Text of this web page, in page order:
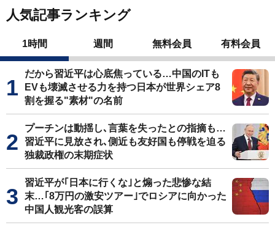
人気記事ランキング
1時間 週間 無料会員 有料会員
だから習近平は心底焦っている…中国のITも
EVも壊滅させる力を持つ日本が世界シェア8
割を握る"素材"の名前
プーチンは動揺し､言葉を失ったとの指摘も…
習近平に見放され､側近も友好国も停戦を迫る
独裁政権の末期症状
習近平が｢日本に行くな｣と煽った悲惨な結
末…｢8万円の激安ツアー｣でロシアに向かった
中国人観光客の誤算